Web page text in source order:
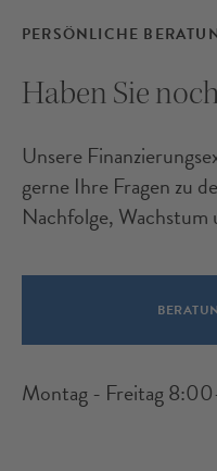
PERSÖNLICHE
Haben Sie
Unsere
gerne Ihre Fragen zu
Nachfolge, Wachstum
Montag - Freitag